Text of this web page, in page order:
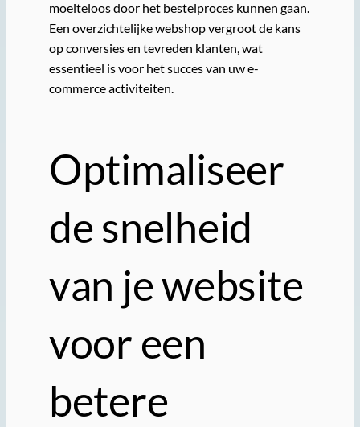
moeiteloos door het bestelproces kunnen gaan.
Een overzichtelijke webshop vergroot de kans
op conversies en tevreden klanten, wat
essentieel is voor het succes van uw e-
commerce activiteiten.
Optimaliseer
de snelheid
van je website
voor een
betere